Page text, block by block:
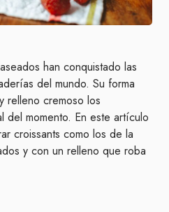
han conquistado las
del mundo. Su forma
relleno cremoso los
del momento. En este artículo
croissants como los de la
y con un relleno que roba